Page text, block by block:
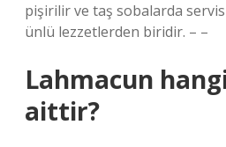
pişirilir ve taş sobalarda
ünlü lezzetlerden biridir. – –
Lahmacun
aittir?